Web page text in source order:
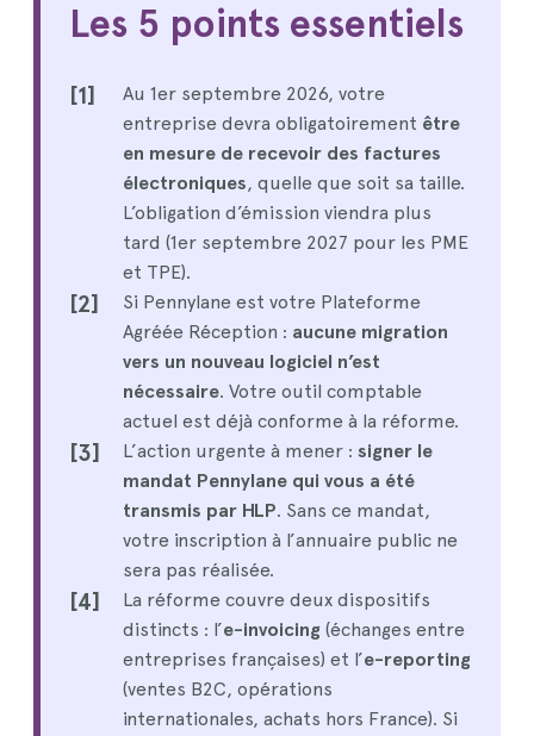
Les 5 points essentiels
[1]
Au 1er septembre 2026, votre
entreprise devra obligatoirement être
en mesure de recevoir des factures
électroniques, quelle que soit sa taille.
L’obligation d’émission viendra plus
tard (1er septembre 2027 pour les PME
et TPE).
[2]
Si Pennylane est votre Plateforme
Agréée Réception : aucune migration
vers un nouveau logiciel n’est
nécessaire. Votre outil comptable
actuel est déjà conforme à la réforme.
[3] L’action urgente à mener : signer le
mandat Pennylane qui vous a été
transmis par HLP. Sans ce mandat,
votre inscription à l’annuaire public ne
sera pas réalisée.
[4]
La réforme couvre deux dispositifs
distincts : l’e-invoicing (échanges entre
entreprises françaises) et l’e-reporting
(ventes B2C, opérations
internationales, achats hors France). Si